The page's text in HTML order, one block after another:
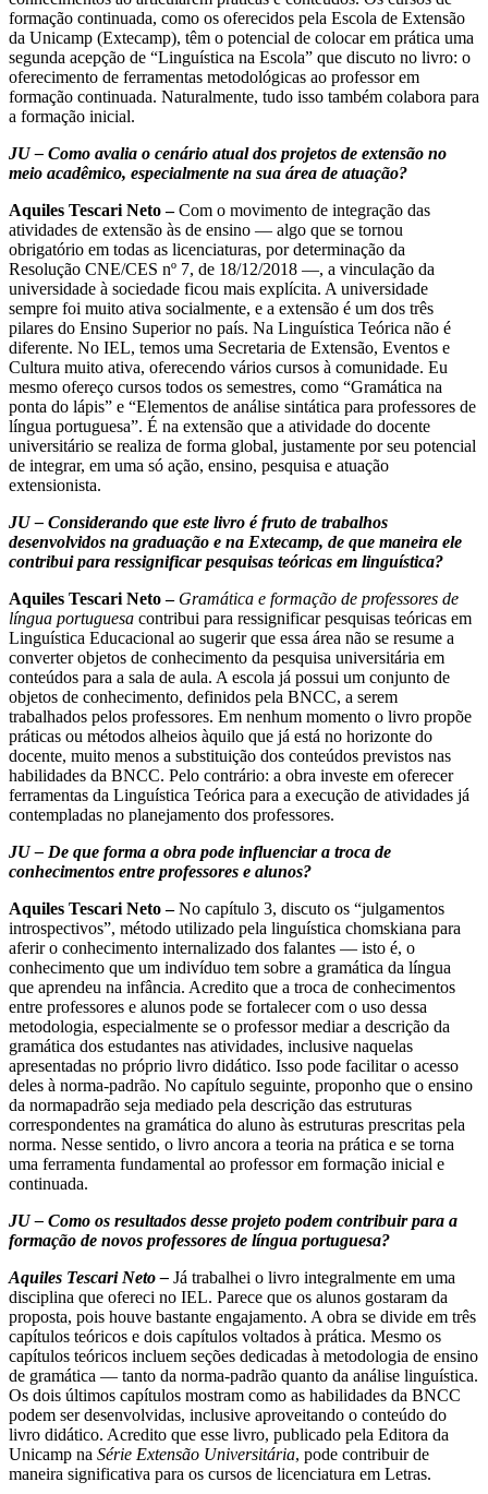
formação continuada, como os oferecidos pela Escola de Extensão
da Unicamp (Extecamp), têm o potencial de colocar em prática uma
segunda acepção de “Linguística na Escola” que discuto no livro: o
oferecimento de ferramentas metodológicas ao professor em
formação continuada. Naturalmente, tudo isso também colabora para
a formação inicial.
JU – Como avalia o cenário atual dos projetos de extensão no
meio acadêmico, especialmente na sua área de atuação?
Aquiles Tescari Neto –Com o movimento de integração das
atividades de extensão às de ensino — algo que se tornou
obrigatório em todas as licenciaturas, por determinação da
Resolução CNE/CES nº 7, de 18/12/2018 —, a vinculação da
universidade à sociedade ficou mais explícita. A universidade
sempre foi muito ativa socialmente, e a extensão é um dos três
pilares do Ensino Superior no país. Na Linguística Teórica não é
diferente. No IEL, temos uma Secretaria de Extensão, Eventos e
Cultura muito ativa, oferecendo vários cursos à comunidade. Eu
mesmo ofereço cursos todos os semestres, como “Gramática na
ponta do lápis” e “Elementos de análise sintática para professores de
língua portuguesa”. É na extensão que a atividade do docente
universitário se realiza de forma global, justamente por seu potencial
de integrar, em uma só ação, ensino, pesquisa e atuação
extensionista.
JU – Considerando que este livro é fruto de trabalhos
desenvolvidos na graduação e na Extecamp, de que maneira ele
contribui para ressignificar pesquisas teóricas em linguística?
Aquiles Tescari Neto – Gramática e formação de professores de
língua portuguesa contribui para ressignificar pesquisas teóricas em
Linguística Educacional ao sugerir que essa área não se resume a
converter objetos de conhecimento da pesquisa universitária em
conteúdos para a sala de aula. A escola já possui um conjunto de
objetos de conhecimento, definidos pela BNCC, a serem
trabalhados pelos professores. Em nenhum momento o livro propõe
práticas ou métodos alheios àquilo que já está no horizonte do
docente, muito menos a substituição dos conteúdos previstos nas
habilidades da BNCC. Pelo contrário: a obra investe em oferecer
ferramentas da Linguística Teórica para a execução de atividades já
contempladas no planejamento dos professores.
JU – De que forma a obra pode influenciar a troca de
conhecimentos entre professores e alunos?
Aquiles Tescari Neto –No capítulo 3, discuto os “julgamentos
introspectivos”, método utilizado pela linguística chomskiana para
aferir o conhecimento internalizado dos falantes — isto é, o
conhecimento que um indivíduo tem sobre a gramática da língua
que aprendeu na infância. Acredito que a troca de conhecimentos
entre professores e alunos pode se fortalecer com o uso dessa
metodologia, especialmente se o professor mediar a descrição da
gramática dos estudantes nas atividades, inclusive naquelas
apresentadas no próprio livro didático. Isso pode facilitar o acesso
deles à norma-padrão. No capítulo seguinte, proponho que o ensino
da normapadrão seja mediado pela descrição das estruturas
correspondentes na gramática do aluno às estruturas prescritas pela
norma. Nesse sentido, o livro ancora a teoria na prática e se torna
uma ferramenta fundamental ao professor em formação inicial e
continuada.
JU – Como os resultados desse projeto podem contribuir para a
formação de novos professores de língua portuguesa?
Aquiles Tescari Neto – Já trabalhei o livro integralmente em uma
disciplina que ofereci no IEL. Parece que os alunos gostaram da
proposta, pois houve bastante engajamento. A obra se divide em três
capítulos teóricos e dois capítulos voltados à prática. Mesmo os
capítulos teóricos incluem seções dedicadas à metodologia de ensino
de gramática — tanto da norma-padrão quanto da análise linguística.
Os dois últimos capítulos mostram como as habilidades da BNCC
podem ser desenvolvidas, inclusive aproveitando o conteúdo do
livro didático. Acredito que esse livro, publicado pela Editora da
Unicamp na Série Extensão Universitária, pode contribuir de
maneira significativa para os cursos de licenciatura em Letras.